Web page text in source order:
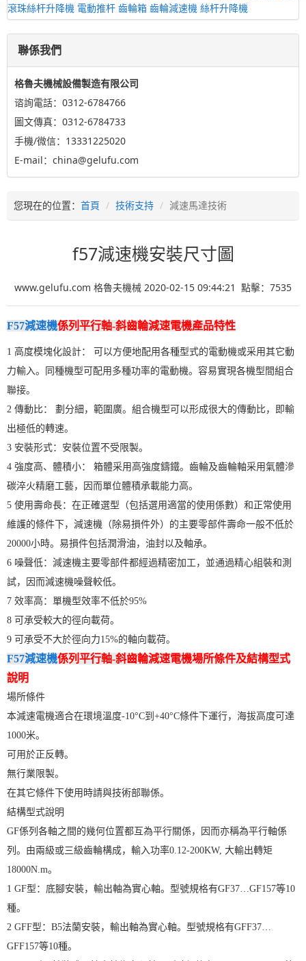
滾珠絲杆升降機 電動推杆 齒輪箱 齒輪減速機 絲杆升降機
聯係我們
格魯夫機械設備製造有限公司
谘詢電話：0312-6784766
圖文傳真：0312-6784733
手機/微信：13331225020
E-mail：china@gelufu.com
您現在的位置： 首頁 技術支持 減速馬達技術
f57減速機安裝尺寸圖
www.gelufu.com 格魯夫機械 2020-02-15 09:44:21 點擊： 7535
F57減速機係列平行軸-斜齒輪減速電機產品特性
1 高度模塊化設計： 可以方便地配用各種型式的電動機或采用其它動
力輸入。同種機型可配用多種功率的電動機。容易實現各機型間組合
聯接。
2 傳動比： 劃分細，範圍廣。組合機型可以形成很大的傳動比，即輸
出極低的轉速。
3 安裝形式：安裝位置不受限製。
4 強度高、體積小： 箱體采用高強度鑄鐵。齒輪及齒輪軸采用氣體滲
碳淬火精磨工藝，因而單位體積承載能力高。
5 使用壽命長：在正確選型（包括選用適當的使用係數）和正常使用
維護的條件下，減速機（除易損件外）的主要零部件壽命一般不低於
20000小時。易損件包括潤滑油，油封以及軸承。
6 噪聲低：減速機主要零部件都經過精密加工，並通過精心組裝和測
試，因而減速機噪聲較低。
7 效率高：單機型效率不低於95%
8 可承受較大的徑向載荷。
9 可承受不大於徑向力15%的軸向載荷。
F57減速機係列平行軸-斜齒輪減速電機場所條件及結構型式
說明
場所條件
本減速電機適合在環境溫度-10°C到+40°C條件下運行，海拔高度可達
1000米。
可用於正反轉。
無行業限製。
在其它條件下使用時請與技術部聯係。
結構型式說明
GF係列各軸之間的幾何位置都互為平行關係，因而亦稱為平行軸係
列。由兩級或三級齒輪構成，輸入功率0.12-200KW, 大輸出轉矩
18000N.m。
1 GF型：底腳安裝，輸出軸為實心軸。型號規格有GF37…GF157等10
種。
2 GFF型：B5法蘭安裝，輸出軸為實心軸。型號規格有GFF37…
GFF157等10種。